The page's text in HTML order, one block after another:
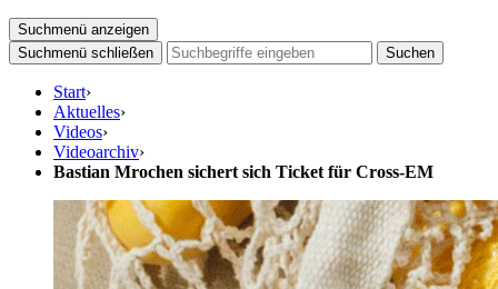
Suchmenü anzeigen
Suchmenü schließen
Suchen
Start›
Aktuelles›
Videos›
Videoarchiv›
Bastian Mrochen sichert sich Ticket für Cross-EM